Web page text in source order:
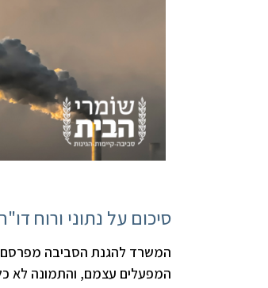
סיכום על נתוני ורוח
המפעלים עצמם, והתמונה לא